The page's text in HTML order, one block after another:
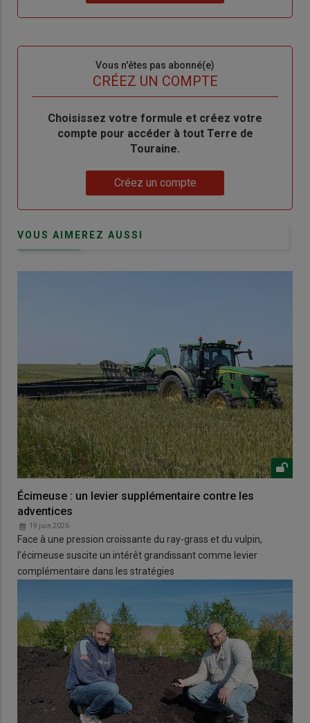
de
me
Vous n'êtes pas abonné(e)
CRÉEZ UN COMPTE
BodyChoisissez votre formule et créez votre
compte pour accéder à tout Terre de
Touraine.
Créez un compte
VOUS AIMEREZ AUSSI
Écimeuse : un levier supplémentaire contre les
adventices
19 juin 2026
Face à une pression croissante du ray-grass et du vulpin,
l’écimeuse suscite un intérêt grandissant comme levier
complémentaire dans les stratégies